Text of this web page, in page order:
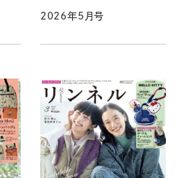
2026年5月号